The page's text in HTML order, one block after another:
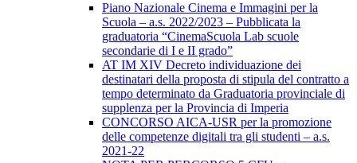
Piano Nazionale Cinema e Immagini per la
Scuola – a.s. 2022/2023 – Pubblicata la
graduatoria “CinemaScuola Lab scuole
secondarie di I e II grado”
AT IM XIV Decreto individuazione dei
destinatari della proposta di stipula del contratto a
tempo determinato da Graduatoria provinciale di
supplenza per la Provincia di Imperia
CONCORSO AICA-USR per la promozione
delle competenze digitali tra gli studenti – a.s.
2021-22